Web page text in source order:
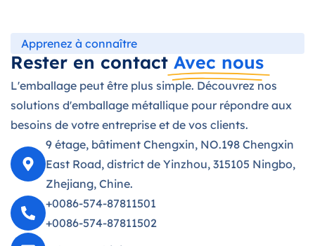
Apprenez à connaître
Rester en contact Avec nous
L'emballage peut être plus simple. Découvrez nos
solutions d'emballage métallique pour répondre aux
besoins de votre entreprise et de vos clients.
9 étage, bâtiment Chengxin, NO.198 Chengxin
East Road, district de Yinzhou, 315105 Ningbo,
Zhejiang, Chine.
+0086-574-87811501
+0086-574-87811502